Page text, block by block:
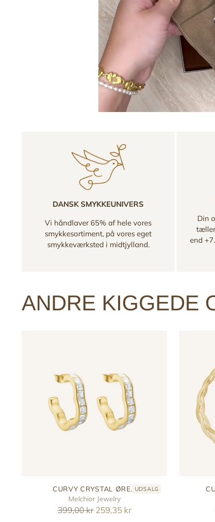
DANSK SMYKKEUNIVERS
Vi håndlaver 65% af hele vores
smykkesortiment, på vores eget
smykkeværksted i midtjylland.
Din
end
ANDRE KIGGEDE
CURVY CRYSTAL ØRE...UDSALG
Melchior Jewelry
Reguler
399,00 kr 259,35 kr